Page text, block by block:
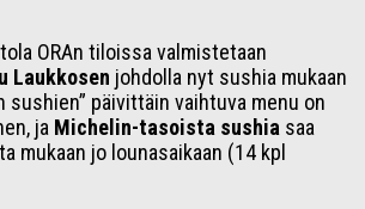
ORAn tiloissa valmistetaan
Laukkosen johdolla nyt sushia mukaan
sushien” päivittäin vaihtuva menu on
ja Michelin-tasoista sushia saa
mukaan jo lounasaikaan (14 kpl